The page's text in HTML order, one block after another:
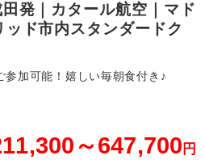
発｜カタール航空｜マド
ド市内スタンダードク
加可能！嬉しい毎朝食付き♪
～647,700 円